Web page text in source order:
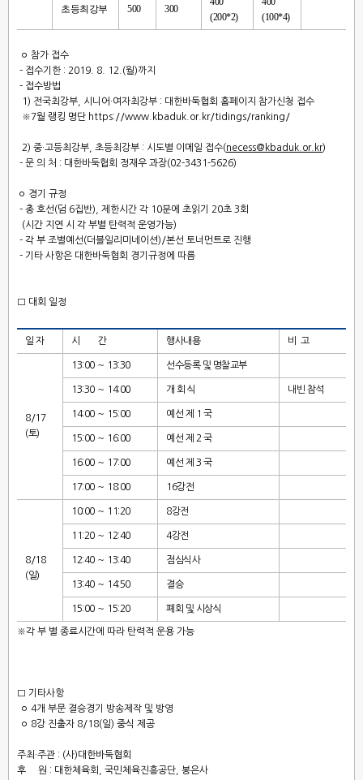
초등최강부 500 300
(200*2)
(100*4)
ㅇ 참가 접수
- 접수기한 : 2019. 8. 12.(월)까지
- 접수방법
1) 전국최강부 시니어 ·여자최강부 : 대한바둑협회 홈페이지 참가신청 접수
※ 7월 랭킹 명단 https://www.kbaduk.or.kr/tidings/ranking/
2) 중·고등최강부 초등최강부 : 시도별 이메일 접수(necess@kbaduk.or.kr)
- 문 의 처 : 대한바둑협회 정재우 과장(02-3431-5626)
ㅇ 경기 규정
- 총 호선(덤 6집반), 제한시간 각 10분에 초읽기 20초 3회
(시간 지연 시 각 부별 탄력적 운영가능)
- 각 부 조별예선(더블일리미네이션)/본선 토너먼트로 진행
- 기타 사항은 대한바둑협회 경기규정에 따름
□ 대회 일정
일 자 시 간 행사내용 비 고
8/17
(토)
13:00 ～ 13:30 선수등록 및 명찰교부
13:30 ～ 14:00 개 회 식 내빈 참석
14:00 ～ 15:00 예선 제 1 국
15:00 ～ 16:00 예선 제 2 국
16:00 ～ 17:00 예선 제 3 국
17:00 ～ 18:00 16강전
8/18
(일)
10:00 ～ 11:20 8강전
11:20 ～ 12:40 4강전
12:40 ～ 13:40 점심식사
13:40 ～ 14:50 결승
15:00 ～ 15:20 폐회 및 시상식
※각 부 별 종료시간에 따라 탄력적 운용 가능
□ 기타사항
ㅇ 4개 부문 결승경기 방송제작 및 방영
ㅇ 8강 진출자 8/18(일) 중식 제공
주최 ·주관 : (사)대한바둑협회
후 원 : 대한체육회 국민체육진흥공단 봉은사